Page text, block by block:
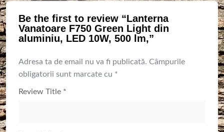
Be the first to review “Lanterna
Vanatoare F750 Green Light din
aluminiu, LED 10W, 500 lm,”
Adresa ta de email nu va fi publicată. Câmpurile
obligatorii sunt marcate cu *
Review Title *